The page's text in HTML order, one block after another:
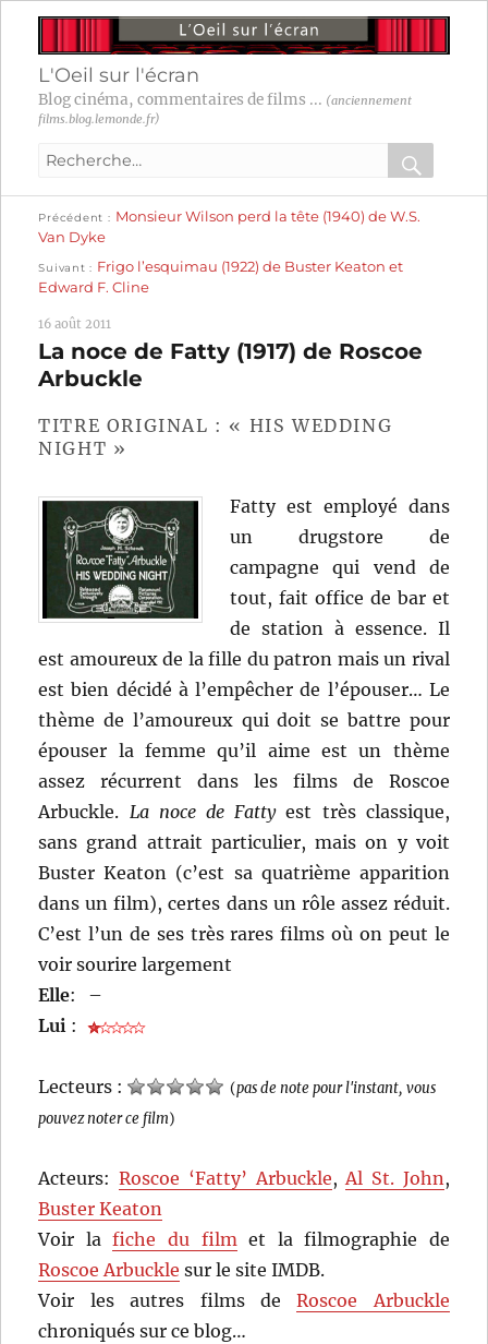
L'Oeil sur l'écran
Blog cinéma, commentaires de films ... (anciennement
films.blog.lemonde.fr)
Recherche
:
OK
Navigation
de
l’article
Précédent
précédente :
Monsieur Wilson perd la tête (1940) de W.S.
Van Dyke
Suivant
suivante :
Frigo l’esquimau (1922) de Buster Keaton et
Edward F. Cline
16 août 2011
La noce de Fatty (1917) de Roscoe
Arbuckle
TITRE ORIGINAL : « HIS WEDDING
NIGHT »
Fatty est employé dans
un drugstore de
campagne qui vend de
tout, fait office de bar et
de station à essence. Il
est amoureux de la fille du patron mais un rival
est bien décidé à l’empêcher de l’épouser… Le
thème de l’amoureux qui doit se battre pour
épouser la femme qu’il aime est un thème
assez récurrent dans les films de Roscoe
Arbuckle. La noce de Fattyest très classique,
sans grand attrait particulier, mais on y voit
Buster Keaton (c’est sa quatrième apparition
dans un film), certes dans un rôle assez réduit.
C’est l’un de ses très rares films où on peut le
voir sourire largement
Elle:
–
Lui :
Lecteurs : (pas de note pour l'instant, vous
pouvez noter ce film)
Acteurs:Roscoe ‘Fatty’ Arbuckle,Al St. John,
Buster Keaton
Voir lafiche du filmet la filmographie de
Roscoe Arbuckle sur le site IMDB.
Voir les autres films deRoscoe Arbuckle
chroniqués sur ce blog…